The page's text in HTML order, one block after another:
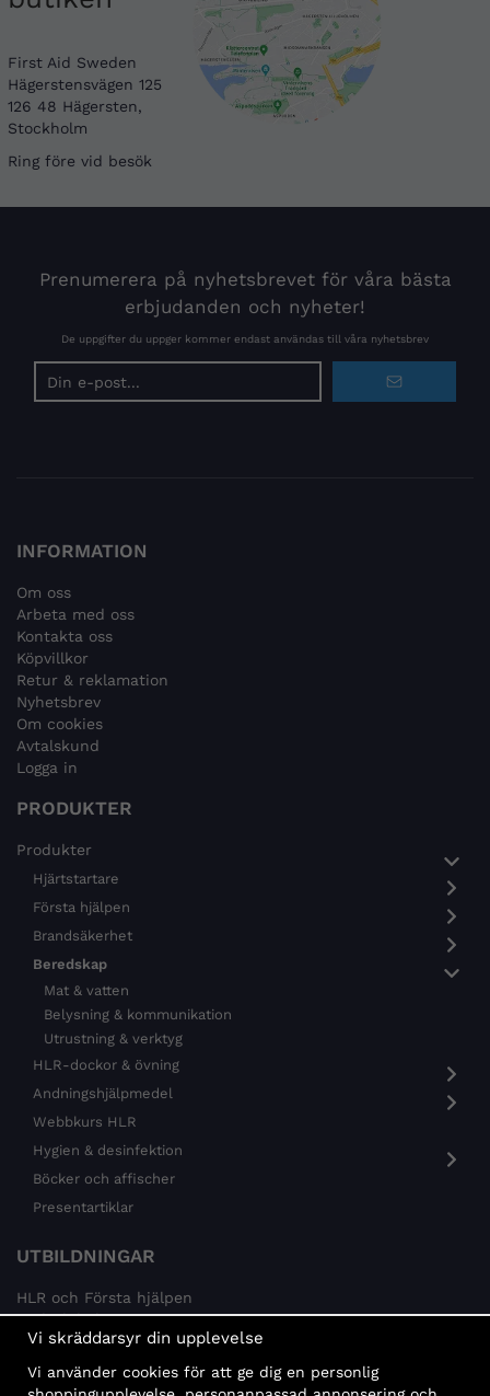
First Aid Sweden
Hägerstensvägen 125
126 48 Hägersten,
Stockholm
Ring före vid besök
Prenumerera på nyhetsbrevet för våra bästa
erbjudanden och nyheter!
De uppgifter du uppger kommer endast användas till våra nyhetsbrev
INFORMATION
Om oss
Arbeta med oss
Kontakta oss
Köpvillkor
Retur & reklamation
Nyhetsbrev
Om cookies
Avtalskund
Logga in
PRODUKTER
Produkter
Hjärtstartare
Första hjälpen
Brandsäkerhet
Beredskap
Mat & vatten
Belysning & kommunikation
Utrustning & verktyg
HLR-dockor & övning
Andningshjälpmedel
Webbkurs HLR
Hygien & desinfektion
Böcker och affischer
Presentartiklar
UTBILDNINGAR
HLR och Första hjälpen
Psykisk hälsa
Brandskydd
MÅLGRUPPER
Vi skräddarsyr din upplevelse
Vi använder cookies för att ge dig en personlig